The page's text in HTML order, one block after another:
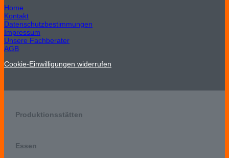
Home
Kontakt
Datenschutzbestimmungen
Impressum
Unsere Fachberater
AGB
Cookie-Einwilligungen widerrufen
Produktionsstätten
Essen